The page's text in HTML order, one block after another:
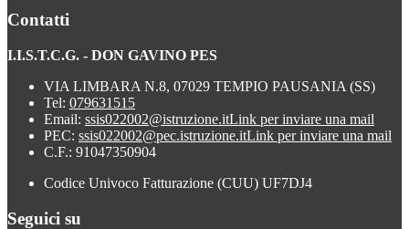
Contatti
I.I.S.T.C.G. - DON GAVINO PES
VIA LIMBARA N.8, 07029 TEMPIO PAUSANIA (SS)
Tel: 079631515
Email: ssis022002@istruzione.itLink per inviare una mail
PEC: ssis022002@pec.istruzione.itLink per inviare una mail
C.F.: 91047350904
Codice Univoco Fatturazione (CUU) UF7DJ4
Seguici su